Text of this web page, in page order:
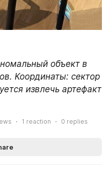
объект в
Координаты: сектор
извлечь артефакт
1 reaction 0 replies